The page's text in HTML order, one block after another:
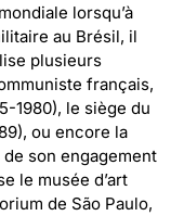
lorsqu’à
au Brésil, il
plusieurs
français,
1980), le siège du
ou encore la
son engagement
le musée d’art
de São Paulo,